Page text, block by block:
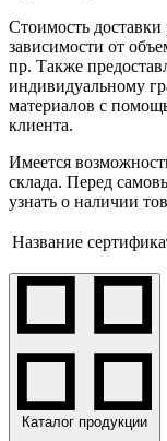
Стоимость доставки
зависимости от
пр. Также
индивидуальному
материалов с
клиента.
Имеется
склада. Перед
узнать о наличии
Название
Каталог продукции